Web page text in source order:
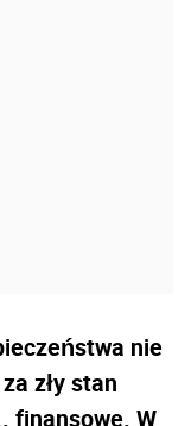
nie
zły stan
finansowe. W